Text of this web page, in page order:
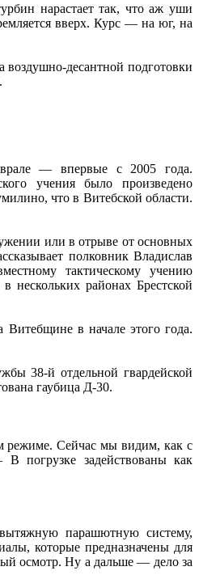
нарастает так, что аж уши
вверх. Курс — на юг, на
воздушно-десантной подготовки
— впервые с 2005 года.
учения было произведено
что в Витебской области.
или в отрыве от основных
полковник Владислав
тактическому учению
районах Брестской
в начале этого года.
38‑й отдельной гвардейской
гаубица Д‑30.
режиме. Сейчас мы видим, как с
погрузке задействованы как
парашютную систему,
которые предназначены для
осмотр. Ну а дальше — дело за